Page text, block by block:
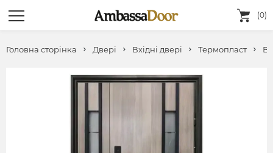
(0)
Головна сторінка Двері Вхідні двері Термопласт